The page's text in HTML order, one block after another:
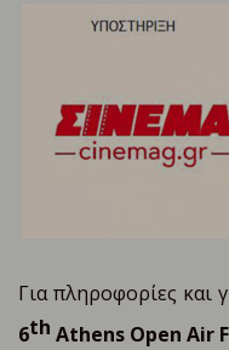
Για πληροφορίες και
6th Athens Open Air